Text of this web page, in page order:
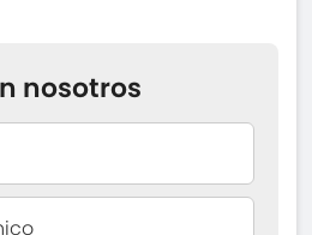
nosotros